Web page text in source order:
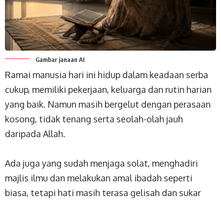
Gambar janaan AI
Ramai manusia hari ini hidup dalam keadaan serba
cukup, memiliki pekerjaan, keluarga dan rutin harian
yang baik. Namun masih bergelut dengan perasaan
kosong, tidak tenang serta seolah-olah jauh
daripada Allah.
Ada juga yang sudah menjaga solat, menghadiri
majlis ilmu dan melakukan amal ibadah seperti
biasa, tetapi hati masih terasa gelisah dan sukar